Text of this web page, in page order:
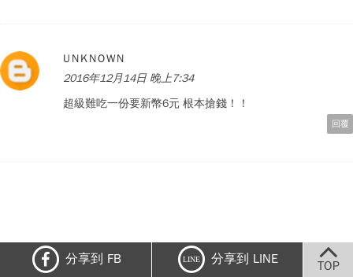
UNKNOWN
2016年12月14日 晚上7:34
超級難吃一份要新幣6元 根本搶錢！！
回覆
分享到 FB LINE 分享到 LINE TOP